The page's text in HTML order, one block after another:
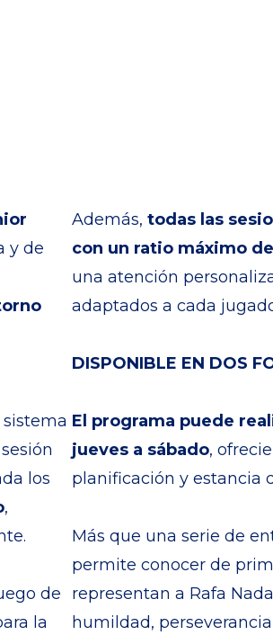
y de
los
,
de
la
Además, todas las
con un ratio máximo
una atención
adaptados a cada
DISPONIBLE EN DOS
El programa puede
jueves a sábado,
planificación y estancia
Más que una serie de
permite conocer de
representan a Rafa
humildad,